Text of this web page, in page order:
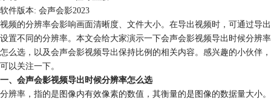
软件版本: 会声会影2023
视频的分辨率会影响画面清晰度、文件大小。在导出视频时，可通过导出
设置不同的分辨率。本文会给大家演示一下会声会影视频导出时候分辨率
怎么选，以及会声会影视频导出保持比例的相关内容。感兴趣的小伙伴，
可以关注一下。
一、会声会影视频导出时候分辨率怎么选
分辨率，指的是图像内有效像素的数值，其衡量的是图像的数据量大小。